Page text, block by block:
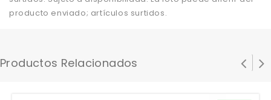
producto enviado; artículos surtidos.
Productos Relacionados